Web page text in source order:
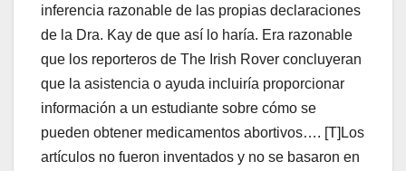
inferencia razonable de las propias declaraciones
de la Dra. Kay de que así lo haría. Era razonable
que los reporteros de The Irish Rover concluyeran
que la asistencia o ayuda incluiría proporcionar
información a un estudiante sobre cómo se
pueden obtener medicamentos abortivos…. [T]Los
artículos no fueron inventados y no se basaron en